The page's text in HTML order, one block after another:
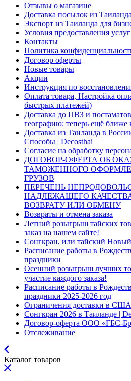
Отзывы о магазине
Доставка посылок из Таиланда
Экспорт из Таиланда для
Условия предоставления услуг
Контакты
Политика
Договор оферты
Новые товары
Акции
Инструкция по
Оплата товара, Настройка
быстрых платежей)
Доставка до ПВЗ и
географию: теперь ещё ближе
Доставка из Таиланда в
Способы | Decosthai
Согласие на обработку
ДОГОВОР-ОФЕРТА ОБ
ТАМОЖЕННОГО
ГРУЗОВ
ПЕРЕЧЕНЬ
НАДЛЕЖАЩЕГО
ВОЗВРАТУ ИЛИ ОБМЕНУ
Возвраты и отмена заказа
Летний розыгрыш тайских
заказ на нашем сайте!
Сонгкран, или тайский
Расписание работы в
праздники
Осенний розыгрыш лучших
участие каждого заказа!
Расписание работы в
праздники 2025-2026 год
Ограничения доставки в США
Сонгкран 2026 в Таиланде |
Договор-оферта ООО «ГБС-
Отслеживание
Каталог товаров